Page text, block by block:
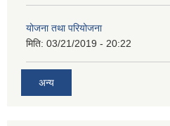
योजना तथा परियोजना
मिति: 03/21/2019 - 20:22
अन्य